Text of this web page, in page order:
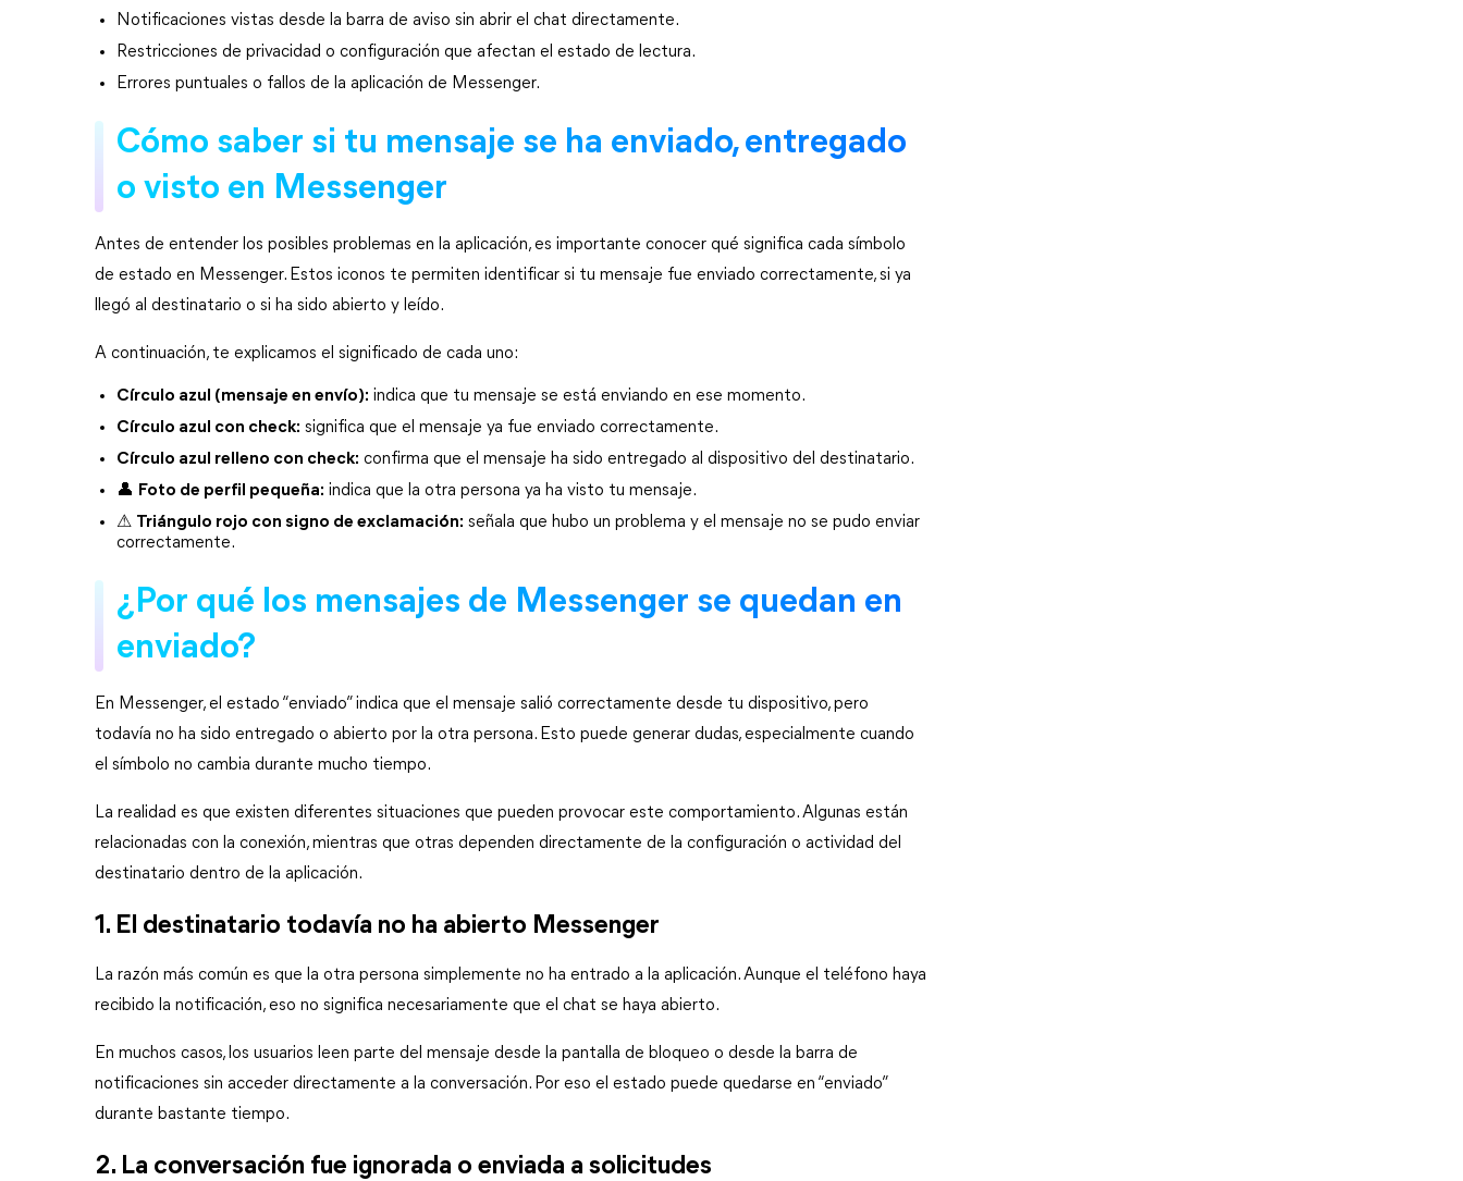
Notificaciones vistas desde la barra de aviso sin abrir el chat directamente.
Restricciones de privacidad o configuración que afectan el estado de lectura.
Errores puntuales o fallos de la aplicación de Messenger.
Cómo saber si tu mensaje se ha enviado, entregado
o visto en Messenger
Antes de entender los posibles problemas en la aplicación, es importante conocer qué significa cada símbolo
de estado en Messenger. Estos iconos te permiten identificar si tu mensaje fue enviado correctamente, si ya
llegó al destinatario o si ha sido abierto y leído.
A continuación, te explicamos el significado de cada uno:
Círculo azul (mensaje en envío): indica que tu mensaje se está enviando en ese momento.
Círculo azul con check: significa que el mensaje ya fue enviado correctamente.
Círculo azul relleno con check: confirma que el mensaje ha sido entregado al dispositivo del destinatario.
👤 Foto de perfil pequeña: indica que la otra persona ya ha visto tu mensaje.
⚠ Triángulo rojo con signo de exclamación: señala que hubo un problema y el mensaje no se pudo enviar
correctamente.
¿Por qué los mensajes de Messenger se quedan en
enviado?
En Messenger, el estado “enviado” indica que el mensaje salió correctamente desde tu dispositivo, pero
todavía no ha sido entregado o abierto por la otra persona. Esto puede generar dudas, especialmente cuando
el símbolo no cambia durante mucho tiempo.
La realidad es que existen diferentes situaciones que pueden provocar este comportamiento. Algunas están
relacionadas con la conexión, mientras que otras dependen directamente de la configuración o actividad del
destinatario dentro de la aplicación.
1. El destinatario todavía no ha abierto Messenger
La razón más común es que la otra persona simplemente no ha entrado a la aplicación. Aunque el teléfono haya
recibido la notificación, eso no significa necesariamente que el chat se haya abierto.
En muchos casos, los usuarios leen parte del mensaje desde la pantalla de bloqueo o desde la barra de
notificaciones sin acceder directamente a la conversación. Por eso el estado puede quedarse en “enviado”
durante bastante tiempo.
2. La conversación fue ignorada o enviada a solicitudes